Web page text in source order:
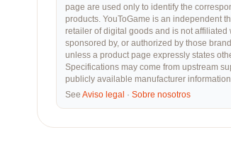
page are used only to identify the
products. YouToGame is an independent
retailer of digital goods and is not affiliated
sponsored by, or authorized by those
unless a product page expressly states
Specifications may come from upstream
publicly available manufacturer information.
See Aviso legal · Sobre nosotros